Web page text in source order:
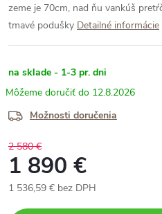
zeme je 70cm, nad ňu vankúš
tmavé podušky Detailné informácie
na sklade - 1-3 pr. dni
12.8.2026
Možnosti doručenia
2 580 €
1 890 €
1 536,59 € bez DPH